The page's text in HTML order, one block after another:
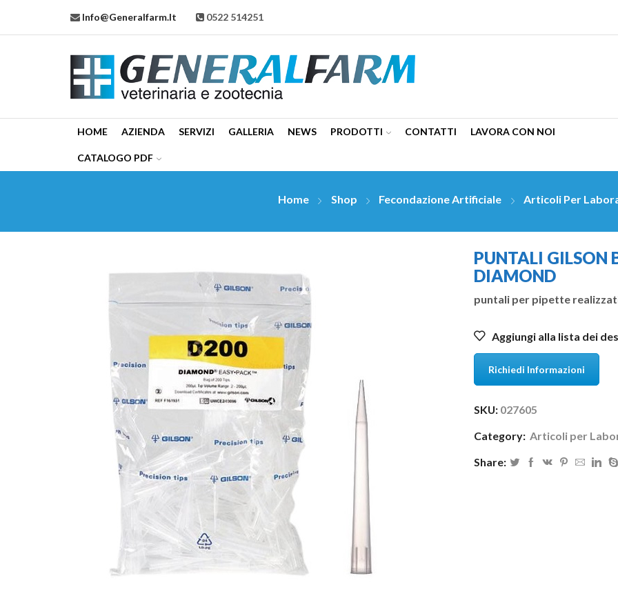
Info@generalfarm.it 0522 514251
HOME AZIENDA SERVIZI GALLERIA NEWS PRODOTTI CONTATTI LAVORA CON NOI
CATALOGO PDF
Home Shop Fecondazione Artificiale Articoli Per
PUNTALI GILSON
DIAMOND
puntali per pipette
Aggiungi alla lista dei
Richiedi Informazioni
SKU: 027605
Category: Articoli per
Share: